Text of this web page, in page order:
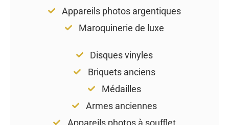
Appareils photos argentiques
Maroquinerie de luxe
Disques vinyles
Briquets anciens
Médailles
Armes anciennes
Appareils photos à soufflet